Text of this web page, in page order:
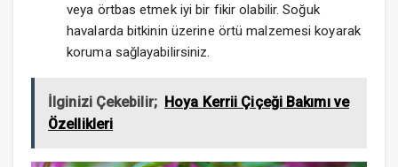
veya örtbas etmek iyi bir fikir olabilir. Soğuk
havalarda bitkinin üzerine örtü malzemesi koyarak
koruma sağlayabilirsiniz.
İlginizi Çekebilir; Hoya Kerrii Çiçeği Bakımı ve
Özellikleri